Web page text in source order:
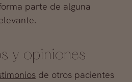
parte de alguna
y opiniones
de otros pacientes